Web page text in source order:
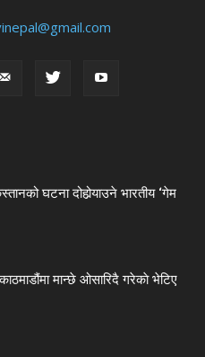
घटना दोहोर्‍याउने भारतीय ‘गेम
मान्छे ओसारिदै गरेकाे भेटिए